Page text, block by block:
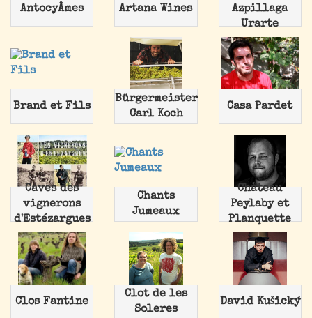
AntocyÂmes Artana Wines
Azpillaga
Urarte
Brand et Fils
Bürgermeister
Carl Koch
Casa Pardet
Caves des
vignerons
d'Estézargues
Chants
Jumeaux
Chateau
Peylaby et
Planquette
Clos Fantine
Clot de les
Soleres
David Kušický